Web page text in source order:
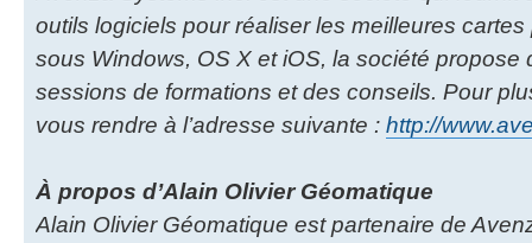
outils logiciels pour réaliser les meilleures
sous Windows, OS X et iOS, la société
sessions de formations et des conseils. Pour
vous rendre à l’adresse suivante : http://
À propos d’Alain Olivier Géomatique
Alain Olivier Géomatique est partenaire de